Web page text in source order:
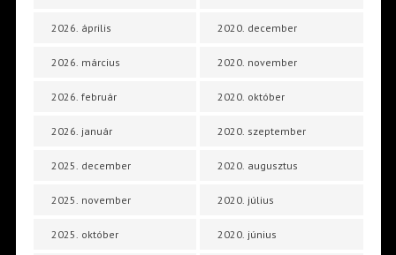
2026. április
2026. március
2026. február
2026. január
2025. december
2025. november
2025. október
2020. december
2020. november
2020. október
2020. szeptember
2020. augusztus
2020. július
2020. június